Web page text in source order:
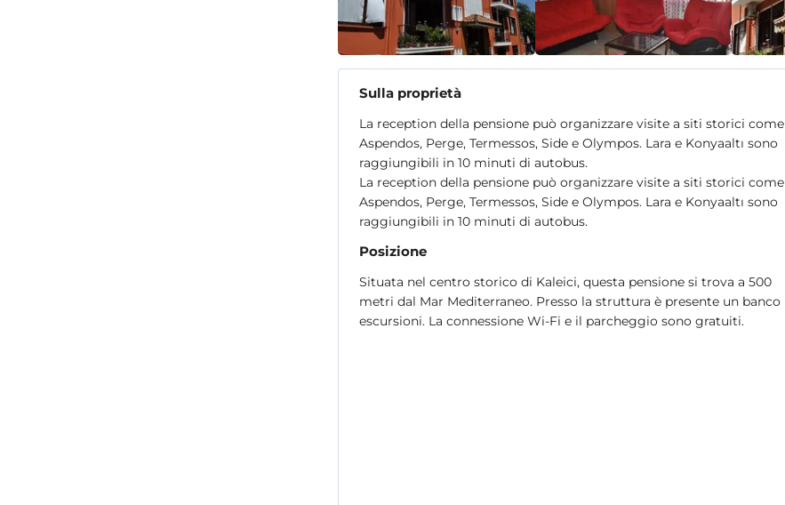
Sulla proprietà
La reception della pensione può organizzare visite a siti storici come
Aspendos, Perge, Termessos, Side e Olympos. Lara e Konyaaltı sono
raggiungibili in 10 minuti di autobus.
La reception della pensione può organizzare visite a siti storici come
Aspendos, Perge, Termessos, Side e Olympos. Lara e Konyaaltı sono
raggiungibili in 10 minuti di autobus.
Posizione
Situata nel centro storico di Kaleici, questa pensione si trova a 500
metri dal Mar Mediterraneo. Presso la struttura è presente un banco
escursioni. La connessione Wi-Fi e il parcheggio sono gratuiti.